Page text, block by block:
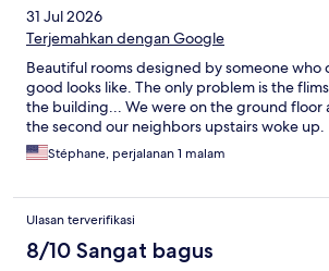
31 Jul 2026
Terjemahkan dengan Google
Beautiful rooms designed by someone who
good looks like. The only problem is the
the building... We were on the ground floor
the second our neighbors upstairs woke up.
Stéphane, perjalanan 1 malam
Ulasan terverifikasi
8/10 Sangat bagus